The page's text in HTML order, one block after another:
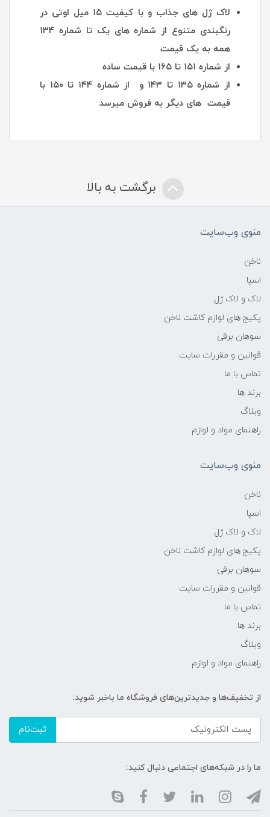
لاک ژل های جذاب و با کیفیت ۱۵ میل اوتی در
رنگبندی متنوع از شماره های یک تا شماره ۱۳۴
همه به یک قیمت
از شماره ۱۵۱ تا ۱۶۵ با قیمت ساده
از شماره ۱۳۵ تا ۱۴۳ و از شماره ۱۴۴ تا ۱۵۰ با
قیمت های دیگر به فروش میرسد
برگشت به بالا
منوی وب‌سایت
ناخن
اسپا
لاک و لاک ژل
پکیج های لوازم کاشت ناخن
سوهان برقی
قوانین و مقررات سایت
تماس با ما
برند ها
وبلاگ
راهنمای مواد و لوازم
منوی وب‌سایت
ناخن
اسپا
لاک و لاک ژل
پکیج های لوازم کاشت ناخن
سوهان برقی
قوانین و مقررات سایت
تماس با ما
برند ها
وبلاگ
راهنمای مواد و لوازم
از تخفیف‌ها و جدیدترین‌های فروشگاه ما باخبر شوید:
ثبت‌نام
ما را در شبکه‌های اجتماعی دنبال کنید: